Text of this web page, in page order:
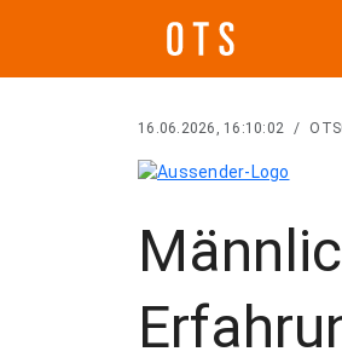
16.06.2026, 16:10:02 /